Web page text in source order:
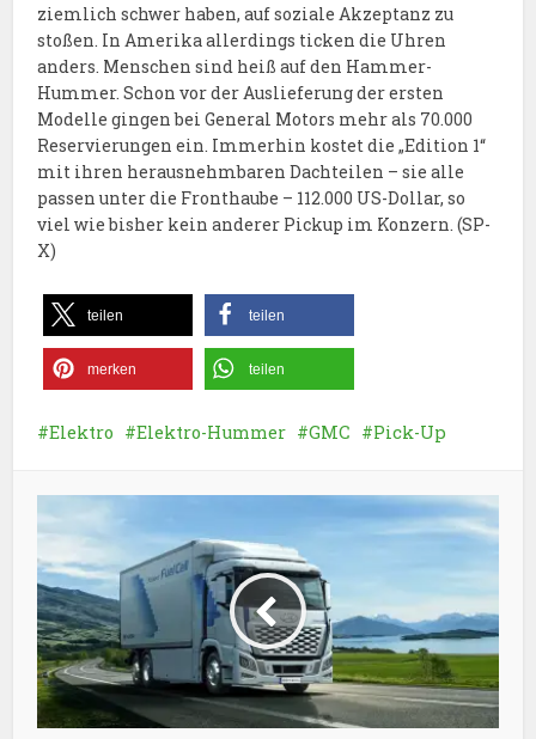
ziemlich schwer haben, auf soziale Akzeptanz zu
stoßen. In Amerika allerdings ticken die Uhren
anders. Menschen sind heiß auf den Hammer-
Hummer. Schon vor der Auslieferung der ersten
Modelle gingen bei General Motors mehr als 70.000
Reservierungen ein. Immerhin kostet die „Edition 1“
mit ihren herausnehmbaren Dachteilen – sie alle
passen unter die Fronthaube – 112.000 US-Dollar, so
viel wie bisher kein anderer Pickup im Konzern. (SP-
X)
teilen teilen
merken teilen
Elektro Elektro-Hummer GMC Pick-Up